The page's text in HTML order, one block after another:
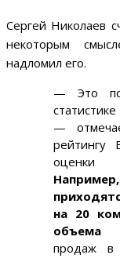
Сергей Николаев
некоторым
надломил его.
— Это
—
рейтингу
оценки
на 20
объема
продаж в